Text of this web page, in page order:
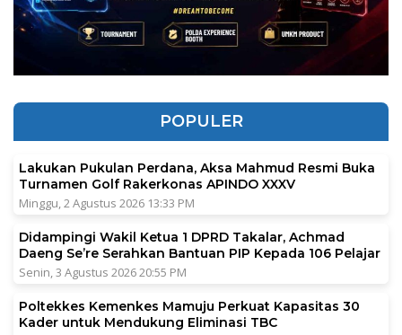
POPULER
Lakukan Pukulan Perdana, Aksa Mahmud Resmi Buka
Turnamen Golf Rakerkonas APINDO XXXV
Minggu, 2 Agustus 2026 13:33 PM
Didampingi Wakil Ketua 1 DPRD Takalar, Achmad
Daeng Se’re Serahkan Bantuan PIP Kepada 106 Pelajar
Senin, 3 Agustus 2026 20:55 PM
Poltekkes Kemenkes Mamuju Perkuat Kapasitas 30
Kader untuk Mendukung Eliminasi TBC